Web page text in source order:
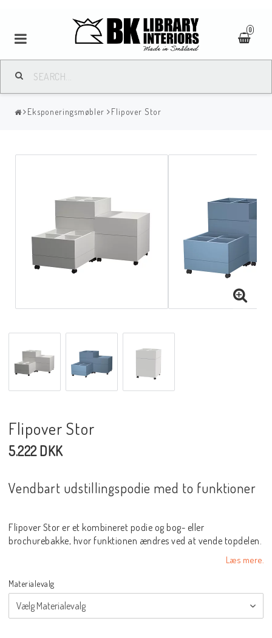
0
Eksponeringsmøbler Flipover Stor
Flipover Stor
5.222 DKK
Vendbart udstillingspodie med to funktioner
Flipover Stor er et kombineret podie og bog- eller
brochurebakke, hvor funktionen ændres ved at vende topdelen.
Læs mere.
Materialevalg